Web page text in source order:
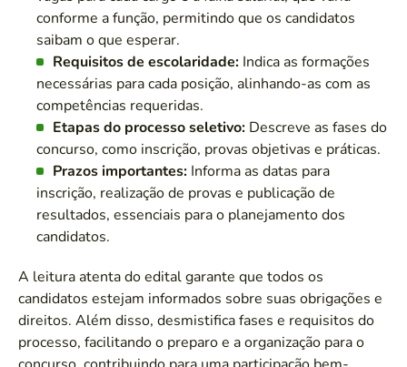
conforme a função, permitindo que os candidatos
saibam o que esperar.
Requisitos de escolaridade: Indica as formações
necessárias para cada posição, alinhando-as com as
competências requeridas.
Etapas do processo seletivo: Descreve as fases do
concurso, como inscrição, provas objetivas e práticas.
Prazos importantes: Informa as datas para
inscrição, realização de provas e publicação de
resultados, essenciais para o planejamento dos
candidatos.
A leitura atenta do edital garante que todos os
candidatos estejam informados sobre suas obrigações e
direitos. Além disso, desmistifica fases e requisitos do
processo, facilitando o preparo e a organização para o